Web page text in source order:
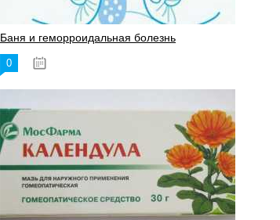
Баня и геморроидальная болезнь
0